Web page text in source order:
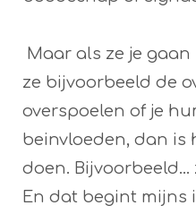
Maar als ze je
ze bijvoorbeeld de
overspoelen of je
beinvloeden, dan is
doen. Bijvoorbeeld...
En dat begint mijns